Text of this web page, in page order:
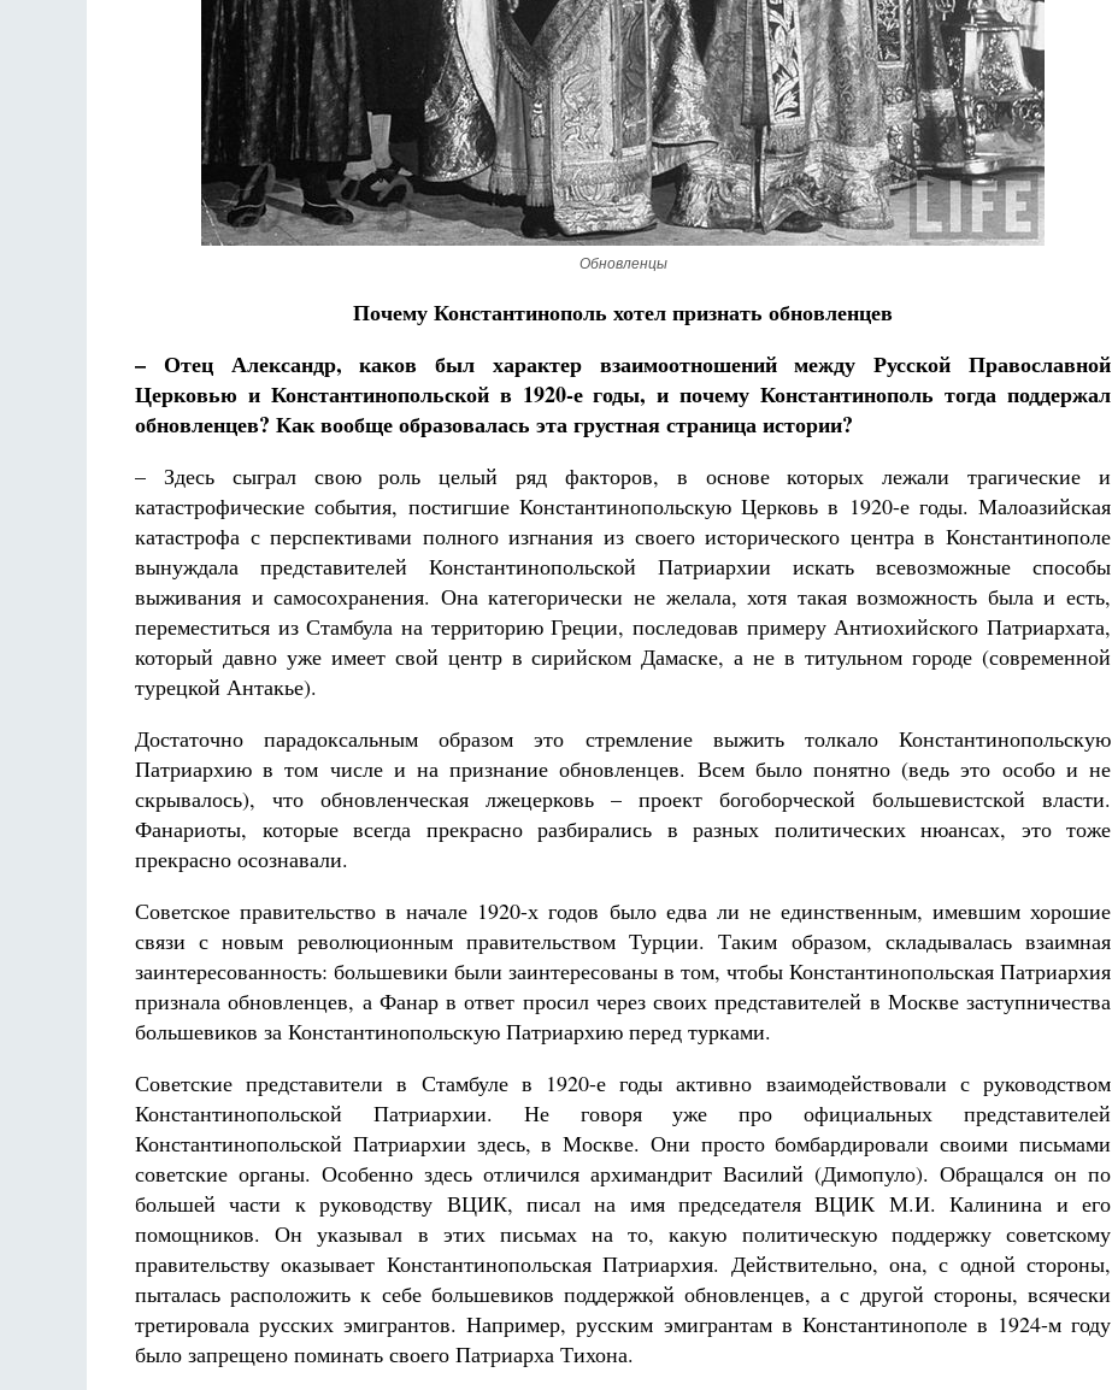
Обновленцы
Почему Константинополь хотел признать обновленцев
– Отец Александр, каков был характер взаимоотношений между Русской Православной
Церковью и Константинопольской в 1920-е годы, и почему Константинополь тогда поддержал
обновленцев? Как вообще образовалась эта грустная страница истории?
– Здесь сыграл свою роль целый ряд факторов, в основе которых лежали трагические и
катастрофические события, постигшие Константинопольскую Церковь в 1920-е годы. Малоазийская
катастрофа с перспективами полного изгнания из своего исторического центра в Константинополе
вынуждала представителей Константинопольской Патриархии искать всевозможные способы
выживания и самосохранения. Она категорически не желала, хотя такая возможность была и есть,
переместиться из Стамбула на территорию Греции, последовав примеру Антиохийского Патриархата,
который давно уже имеет свой центр в сирийском Дамаске, а не в титульном городе (современной
турецкой Антакье).
Достаточно парадоксальным образом это стремление выжить толкало Константинопольскую
Патриархию в том числе и на признание обновленцев. Всем было понятно (ведь это особо и не
скрывалось), что обновленческая лжецерковь – проект богоборческой большевистской власти.
Фанариоты, которые всегда прекрасно разбирались в разных политических нюансах, это тоже
прекрасно осознавали.
Советское правительство в начале 1920-х годов было едва ли не единственным, имевшим хорошие
связи с новым революционным правительством Турции. Таким образом, складывалась взаимная
заинтересованность: большевики были заинтересованы в том, чтобы Константинопольская Патриархия
признала обновленцев, а Фанар в ответ просил через своих представителей в Москве заступничества
большевиков за Константинопольскую Патриархию перед турками.
Советские представители в Стамбуле в 1920-е годы активно взаимодействовали с руководством
Константинопольской Патриархии. Не говоря уже про официальных представителей
Константинопольской Патриархии здесь, в Москве. Они просто бомбардировали своими письмами
советские органы. Особенно здесь отличился архимандрит Василий (Димопуло). Обращался он по
большей части к руководству ВЦИК, писал на имя председателя ВЦИК М.И. Калинина и его
помощников. Он указывал в этих письмах на то, какую политическую поддержку советскому
правительству оказывает Константинопольская Патриархия. Действительно, она, с одной стороны,
пыталась расположить к себе большевиков поддержкой обновленцев, а с другой стороны, всячески
третировала русских эмигрантов. Например, русским эмигрантам в Константинополе в 1924-м году
было запрещено поминать своего Патриарха Тихона.